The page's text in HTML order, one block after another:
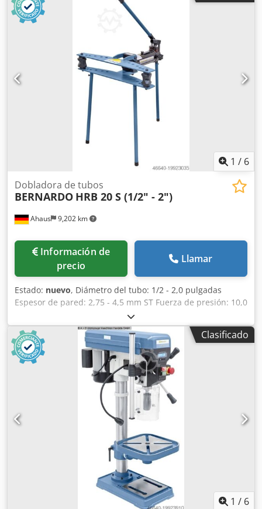
cilindro de presión que se puede mover hacia la izquierda
y la derecha. - Para alinear, prensar, doblar, ensamblar
engranajes, discos, etc. - Estándar con pedal y bomba
manual hidráulica para alimentación de pistón. - Estándar
con prisma de soporte para alineación de ejes - Estándar
con retracción automática del pistón mediante resorte de
retorno integrado - Mesa de prensa regulable en altura
con pernos de bloqueo - Manómetro de gran tamaño para
leer la fuerza de presión. - Incluye bomba hidráulica de
dos etapas - Construcción robusta gracias al marco de
1 / 6
Ahaus 9,202 km
Dobladora de tubos
BERNARDO HRB 20 S (1/2" - 2")
Información de
precio
Llamar
Estado: nuevo, Diámetro del tubo: 1/2 - 2,0 pulgadas
Espesor de pared: 2,75 - 4,5 mm ST Fuerza de presión: 10,0
t Peso de la máquina: aprox. 46,0 kg - Con marco de
doblado abatible para un trabajo eficiente - Diferentes
moldes de curvado incluidos en el volumen de suministro -
Uso universal para tubos de gas, calefacción y agua
Dksdpsxaac Njfx Ancor - Trabajo rápido gracias al avance
rápido - Con trípode para un trabajo seguro - Ideal
también para tubos de cobre y tubos revestidos -
Posibilidad de realizar curvas hasta 90° Equipamiento: -
Moldes de curvado: ½” - ¾” - 1” - 1 ¼” - 1 ½” - 2”
Clasificado
1 / 6